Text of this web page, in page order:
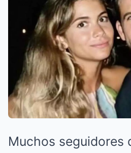
Muchos seguidores